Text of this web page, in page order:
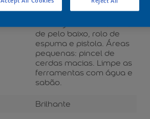
Balance
de pelo baixo, rolo de
espuma e pistola. Áreas
pequenas: pincel de
cerdas macias. Limpe as
ferramentas com água e
sabão.
Brilhante